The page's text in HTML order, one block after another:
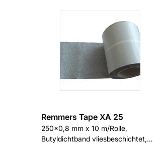
Remmers Tape XA 25
250x0,8 mm x 10 m/Rolle,
Butyldichtband vliesbeschichtet,